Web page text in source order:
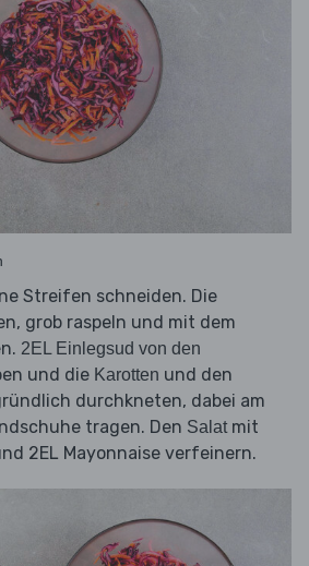
Streifen schneiden. Die
grob raspeln und mit dem
2EL Einlegsud von den
und die Karotten und den
durchkneten, dabei am
tragen. Den Salatmit
2EL Mayonnaise verfeinern.